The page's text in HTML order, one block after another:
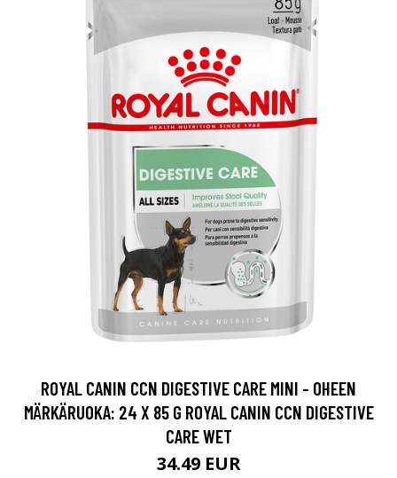
ROYAL CANIN CCN DIGESTIVE CARE MINI - OHEEN
MÄRKÄRUOKA: 24 X 85 G ROYAL CANIN CCN DIGESTIVE
CARE WET
34.49 EUR